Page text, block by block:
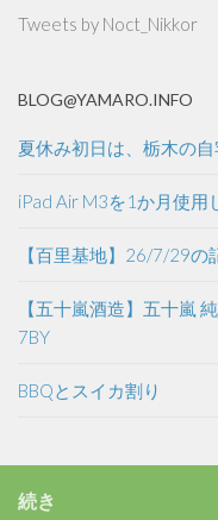
Tweets by Noct_Nikkor
BLOG@YAMARO.INFO
夏休み初日は、栃木の
iPad Air M3を1か月使用
【百里基地】26/7/29の
【五十嵐酒造】五十嵐
7BY
BBQとスイカ割り
続き